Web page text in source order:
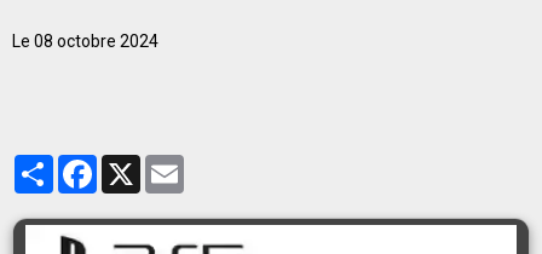
Le 08 octobre 2024
PartagerFacebook
X